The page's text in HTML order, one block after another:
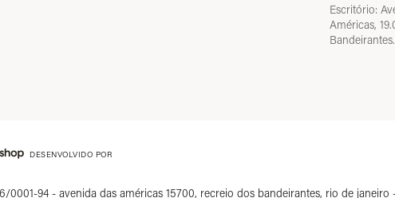
Escritório:
Américas,
Bandeirantes.
DESENVOLVIDO POR
0001-94 - avenida das américas 15700, recreio dos bandeirantes, rio de janeiro